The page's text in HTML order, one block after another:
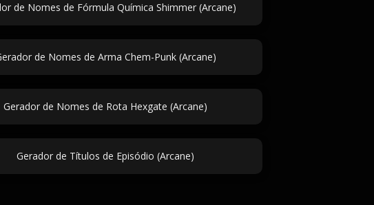
de Nomes de Fórmula Química Shimmer (Arcane)
de Nomes de Arma Chem-Punk (Arcane)
Gerador de Nomes de Rota Hexgate (Arcane)
Gerador de Títulos de Episódio (Arcane)